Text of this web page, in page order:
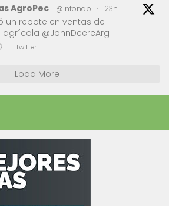
AgroPec @infonap · 23h
un rebote en ventas de
@JohnDeereArg
Twitter
Load More